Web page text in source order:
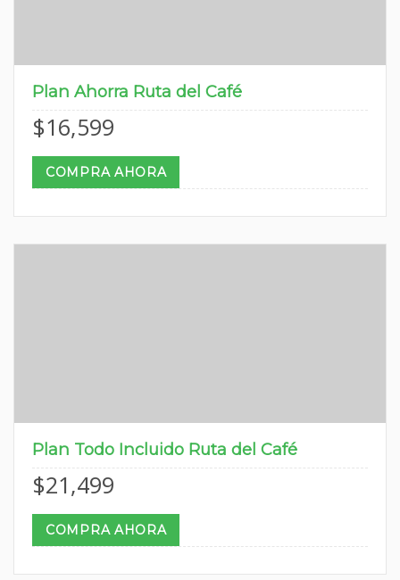
Plan Ahorra Ruta del Café
$16,599
COMPRA AHORA
Plan Todo Incluido Ruta del Café
$21,499
COMPRA AHORA